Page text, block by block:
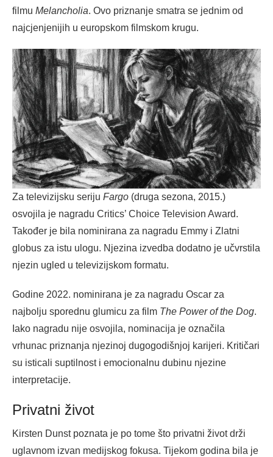
filmu Melancholia. Ovo priznanje smatra se jednim od
najcjenjenijih u europskom filmskom krugu.
Za televizijsku seriju Fargo (druga sezona, 2015.)
osvojila je nagradu Critics’ Choice Television Award.
Također je bila nominirana za nagradu Emmy i Zlatni
globus za istu ulogu. Njezina izvedba dodatno je učvrstila
njezin ugled u televizijskom formatu.
Godine 2022. nominirana je za nagradu Oscar za
najbolju sporednu glumicu za film The Power of the Dog.
Iako nagradu nije osvojila, nominacija je označila
vrhunac priznanja njezinoj dugogodišnjoj karijeri. Kritičari
su isticali suptilnost i emocionalnu dubinu njezine
interpretacije.
Privatni život
Kirsten Dunst poznata je po tome što privatni život drži
uglavnom izvan medijskog fokusa. Tijekom godina bila je